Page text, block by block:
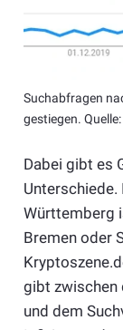
Suchabfragen
gestiegen.
Dabei gibt es
Unterschiede.
Württemberg
Bremen oder
gibt zwischen
und dem